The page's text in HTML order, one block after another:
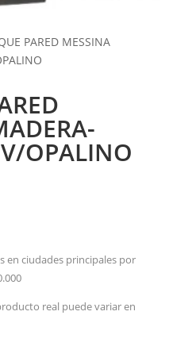
PARED MESSINA
OPALINO
en ciudades principales por
real puede variar en